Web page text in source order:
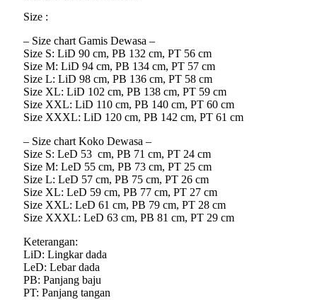
Size :
– Size chart Gamis Dewasa –
Size S: LiD 90 cm, PB 132 cm, PT 56 cm
Size M: LiD 94 cm, PB 134 cm, PT 57 cm
Size L: LiD 98 cm, PB 136 cm, PT 58 cm
Size XL: LiD 102 cm, PB 138 cm, PT 59 cm
Size XXL: LiD 110 cm, PB 140 cm, PT 60 cm
Size XXXL: LiD 120 cm, PB 142 cm, PT 61 cm
– Size chart Koko Dewasa –
Size S: LeD 53 cm, PB 71 cm, PT 24 cm
Size M: LeD 55 cm, PB 73 cm, PT 25 cm
Size L: LeD 57 cm, PB 75 cm, PT 26 cm
Size XL: LeD 59 cm, PB 77 cm, PT 27 cm
Size XXL: LeD 61 cm, PB 79 cm, PT 28 cm
Size XXXL: LeD 63 cm, PB 81 cm, PT 29 cm
Keterangan:
LiD: Lingkar dada
LeD: Lebar dada
PB: Panjang baju
PT: Panjang tangan